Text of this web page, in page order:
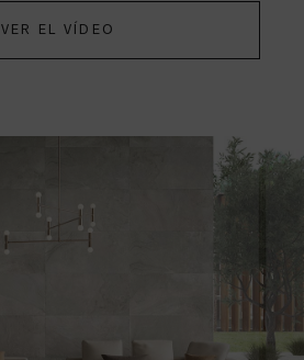
VER EL VÍDEO